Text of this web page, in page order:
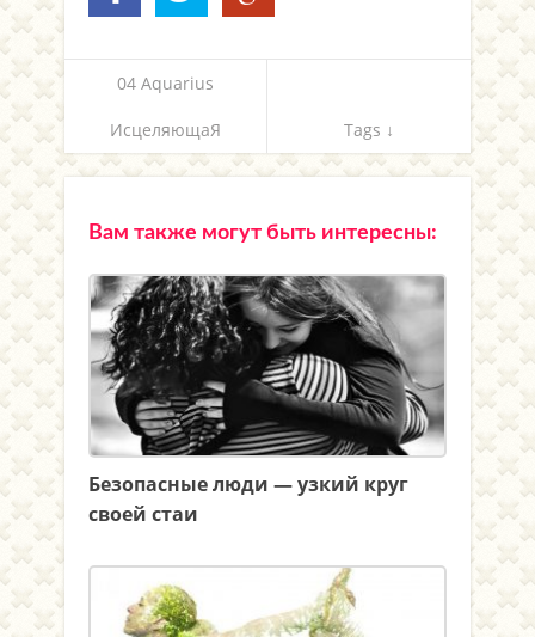
04 Aquarius
ИсцеляющаЯ Tags ↓
Вам также могут быть интересны:
Безопасные люди — узкий круг
своей стаи